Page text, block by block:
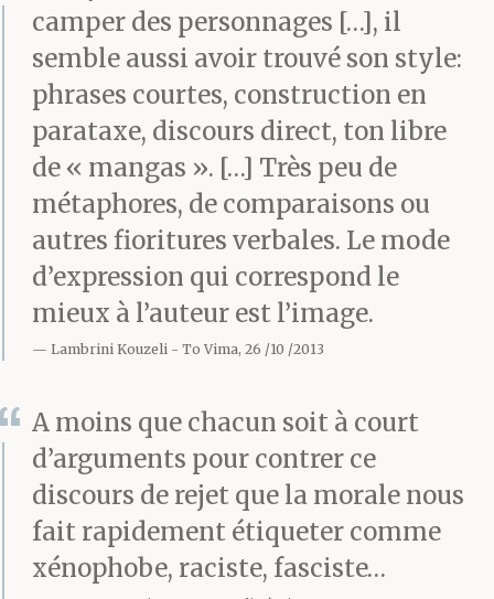
qu’une seule chose que
tout le monde
comprend, tu t’es dis.
Cet après-midi-là, après
la fin des cours, t’as
attendu Moustroufas à
côté de chez lui, rue
lui et il a compris. Il a
simplement laissé
tombé son cartable,
sans protester. Tu l’as
camper des personnages […], il
semble aussi avoir trouvé son style:
phrases courtes, construction en
parataxe, discours direct, ton libre
de « mangas ». […] Très peu de
métaphores, de comparaisons ou
autres fioritures verbales. Le mode
d’expression qui correspond le
mieux à l’auteur est l’image.
Lambrini Kouzeli To Vima, 26 /10 /2013
A moins que chacun soit à court
d’arguments pour contrer ce
discours de rejet que la morale nous
fait rapidement étiqueter comme
xénophobe, raciste, fasciste…